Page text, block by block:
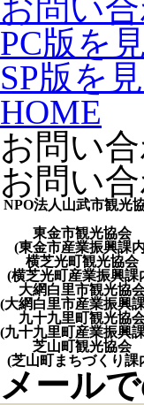
お問い
PC版を
SP版を
HOME
お問い
お問い
NPO法人山武市観光
東金市観光協会
(東金市産業振興課
横芝光町観光協会
(横芝光町産業振興課
大網白里市観光協
(大網白里市産業振興
九十九里町観光協
(九十九里町産業振興
芝山町観光協会
(芝山町まちづくり課
メール